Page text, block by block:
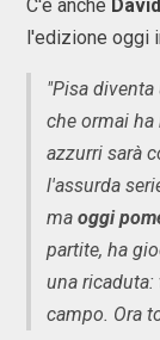
C'è anche
l'edizione oggi
"Pisa
che ormai
azzurri sarà
l'assurda
ma oggi
partite, ha
una
campo. Ora